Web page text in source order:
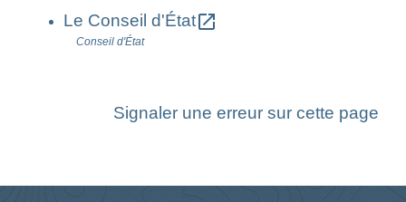
Le Conseil d'Étatopen_in_new
Conseil d'État
Signaler une erreur sur cette page